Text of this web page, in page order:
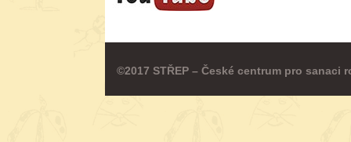
©2017 STŘEP – České centrum pro sanaci